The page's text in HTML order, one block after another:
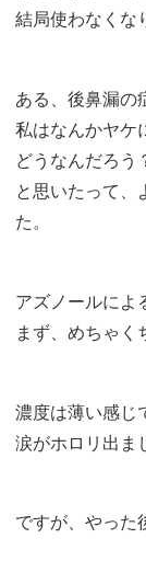
結局使わなくな
ある、後鼻漏の
私はなんかヤケ
どうなんだろう
と思いたって、
た。
アズノールによ
まず、めちゃく
濃度は薄い感じ
涙がホロリ出ま
ですが、やった